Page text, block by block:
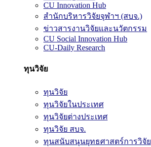
CU Innovation Hub
สำนักบริหารวิจัยจุฬาฯ (สบจ.)
ข่าวสารงานวิจัยและนวัตกรรม
CU Social Innovation Hub
CU-Daily Research
ทุนวิจัย
ทุนวิจัย
ทุนวิจัยในประเทศ
ทุนวิจัยต่างประเทศ
ทุนวิจัย สบจ.
ทุนสนับสนุนยุทธศาสตร์การวิจัย